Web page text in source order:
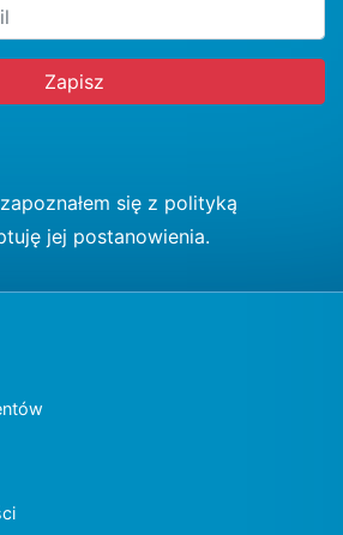
się z polityką
jej postanowienia.